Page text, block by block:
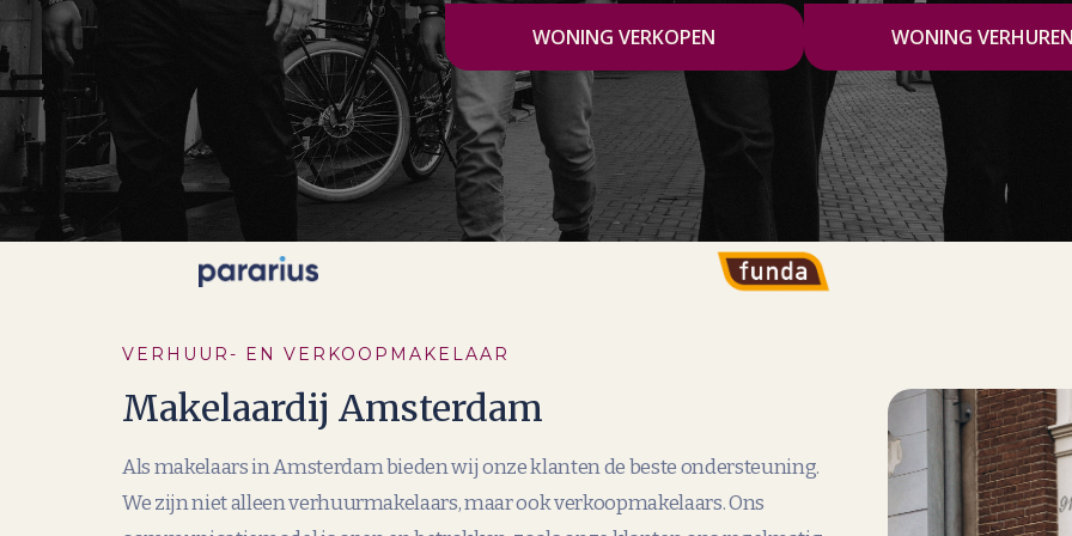
WONING VERKOPEN WONING
VERHUUR- EN VERKOOPMAKELAAR
Makelaardij Amsterdam
Als makelaars in Amsterdam bieden wij onze klanten de beste ondersteuning.
We zijn niet alleen verhuurmakelaars, maar ook verkoopmakelaars. Ons